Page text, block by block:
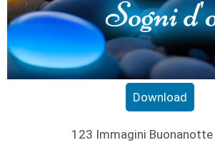
Download
123 Immagini